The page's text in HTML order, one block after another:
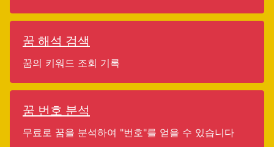
꿈 해석 검색
꿈의 키워드 조회 기록
꿈 번호 분석
무료로 꿈을 분석하여 "번호"를 얻을 수 있습니다